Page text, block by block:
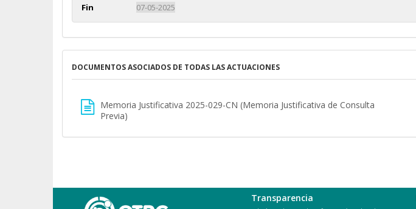
Fin
07-05-2025
DOCUMENTOS ASOCIADOS DE TODAS LAS ACTUACIONES
Memoria Justificativa 2025-029-CN (Memoria Justificativa de Consulta
Previa)
Transparencia